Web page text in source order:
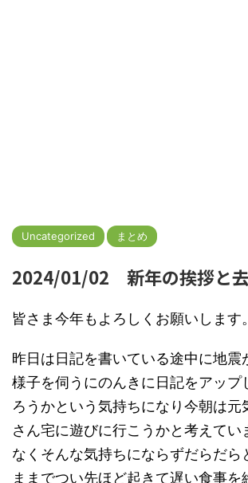
Uncategorized まとめ
2024/01/02 新年の挨拶と
皆さま今年もよろしくお願いします。
昨日は日記を書いている途中に地震
様子を伺うにのんきに日記をアップ
ろうかという気持ちになり今朝は元
さん宅に遊びに行こうかと考えてい
なくそんな気持ちにならずだらだら
ままでつい先ほど起きて遅い食事を